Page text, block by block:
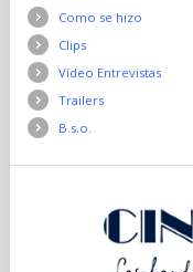
Como se hizo
Clips
Vídeo Entrevistas
Trailers
B.s.o.